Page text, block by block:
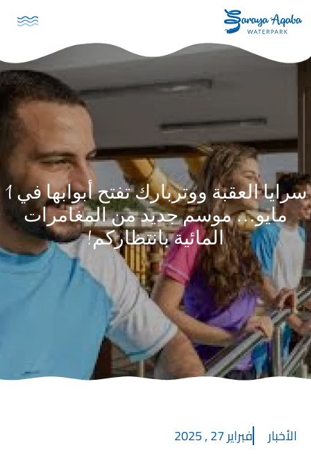
تجاوز إلى المحتوى الرئيسي
سرايا العقبة ووتربارك تفتح أبوابها في 1
مايو… موسم جديد من المغامرات
المائية بانتظاركم!
الأخبار
فبراير 27 , 2025